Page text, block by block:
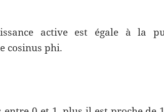
active est égale à la
cosinus phi.